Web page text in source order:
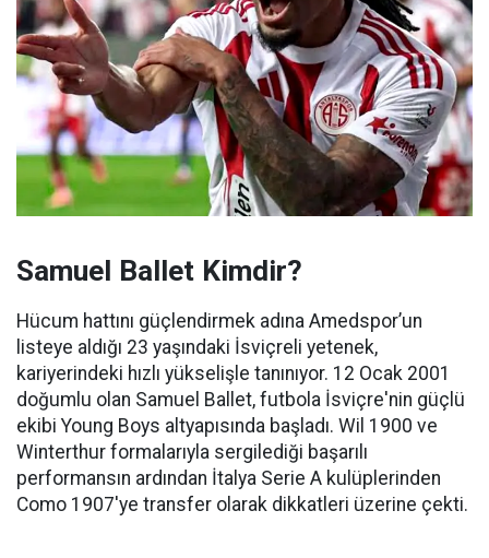
Samuel Ballet Kimdir?
Hücum hattını güçlendirmek adına Amedspor’un
listeye aldığı 23 yaşındaki İsviçreli yetenek,
kariyerindeki hızlı yükselişle tanınıyor. 12 Ocak 2001
doğumlu olan Samuel Ballet, futbola İsviçre'nin güçlü
ekibi Young Boys altyapısında başladı. Wil 1900 ve
Winterthur formalarıyla sergilediği başarılı
performansın ardından İtalya Serie A kulüplerinden
Como 1907'ye transfer olarak dikkatleri üzerine çekti.